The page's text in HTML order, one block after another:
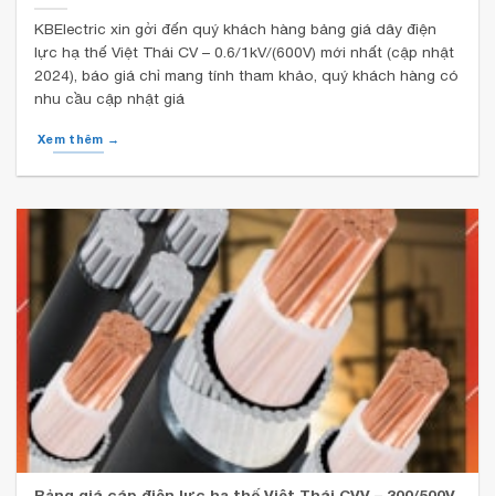
KBElectric xin gởi đến quý khách hàng bảng giá dây điện
lực hạ thế Việt Thái CV – 0.6/1kV/(600V) mới nhất (cập nhật
2024), báo giá chỉ mang tính tham khảo, quý khách hàng có
nhu cầu cập nhật giá
Xem thêm →